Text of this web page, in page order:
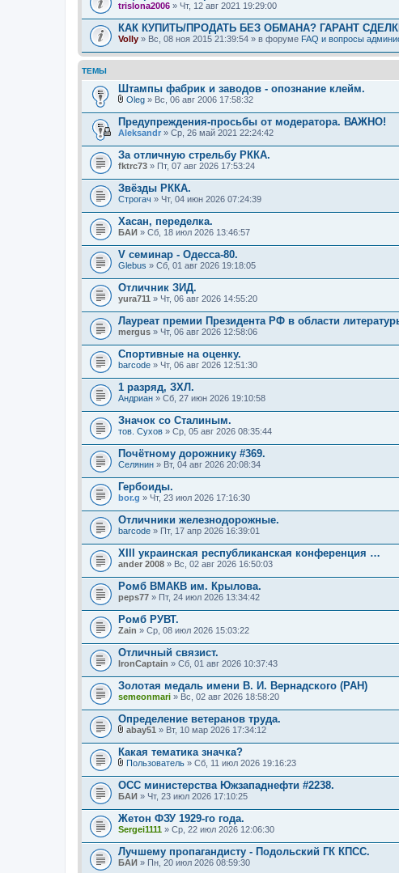
trislona2006 » Чт, 12 авг 2021 19:29:00
КАК КУПИТЬ/ПРОДАТЬ БЕЗ ОБМАНА? ГАРАНТ
Volly » Вс, 08 ноя 2015 21:39:54 » в форуме FAQ и вопросы
ТЕМЫ
Штампы фабрик и заводов - опознание клейм.
л
о
ж
е
н
и
Oleg » Вс, 06 авг 2006 17:58:32
Предупреждения-просьбы от модератора. ВАЖНО!
Aleksandr » Ср, 26 май 2021 22:24:42
За отличную стрельбу РККА.
fktrc73 » Пт, 07 авг 2026 17:53:24
Звёзды РККА.
Строгач » Чт, 04 июн 2026 07:24:39
Хасан, переделка.
БАИ » Сб, 18 июл 2026 13:46:57
V семинар - Одесса-80.
Glebus » Сб, 01 авг 2026 19:18:05
Отличник ЗИД.
yura711 » Чт, 06 авг 2026 14:55:20
Лауреат премии Президента РФ в области
mergus » Чт, 06 авг 2026 12:58:06
Спортивные на оценку.
barcode » Чт, 06 авг 2026 12:51:30
1 разряд, ЗХЛ.
Андриан » Сб, 27 июн 2026 19:10:58
Значок со Сталиным.
тов. Сухов » Ср, 05 авг 2026 08:35:44
Почётному дорожнику #369.
Селянин » Вт, 04 авг 2026 20:08:34
Гербоиды.
bor.g » Чт, 23 июл 2026 17:16:30
Отличники железнодорожные.
barcode » Пт, 17 апр 2026 16:39:01
XIII украинская республиканская конференция …
ander 2008 » Вс, 02 авг 2026 16:50:03
Ромб ВМАКВ им. Крылова.
peps77 » Пт, 24 июл 2026 13:34:42
Ромб РУВТ.
Zain » Ср, 08 июл 2026 15:03:22
Отличный связист.
IronCaptain » Сб, 01 авг 2026 10:37:43
Золотая медаль имени В. И. Вернадского (РАН)
semeonmari » Вс, 02 авг 2026 18:58:20
Определение ветеранов труда.
л
о
ж
е
н
и
abay51 » Вт, 10 мар 2026 17:34:12
Какая тематика значка?
л
о
ж
е
н
и
Пользователь » Сб, 11 июл 2026 19:16:23
ОСС министерства Южзападнефти #2238.
БАИ » Чт, 23 июл 2026 17:10:25
Жетон ФЗУ 1929-го года.
Sergei1111 » Ср, 22 июл 2026 12:06:30
Лучшему пропагандисту - Подольский ГК КПСС.
БАИ » Пн, 20 июл 2026 08:59:30